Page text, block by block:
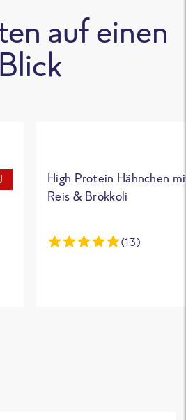
auf einen
Blick
High Protein Hähnchen
Reis & Brokkoli
(13)